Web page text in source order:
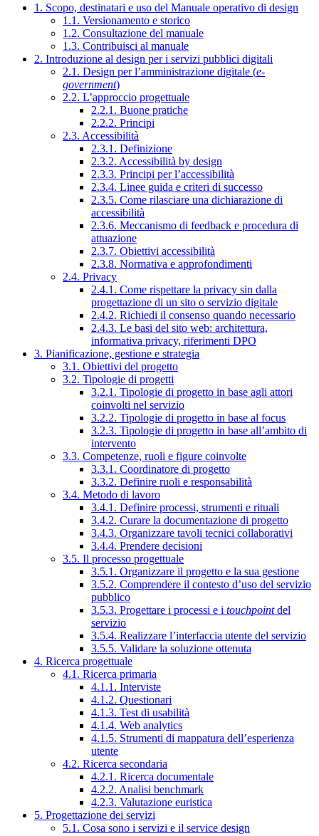
1. Scopo, destinatari e uso del Manuale operativo di design
1.1. Versionamento e storico
1.2. Consultazione del manuale
1.3. Contribuisci al manuale
2. Introduzione al design per i servizi pubblici digitali
2.1. Design per l’amministrazione digitale (e-
government)
2.2. L’approccio progettuale
2.2.1. Buone pratiche
2.2.2. Principi
2.3. Accessibilità
2.3.1. Definizione
2.3.2. Accessibilità by design
2.3.3. Principi per l’accessibilità
2.3.4. Linee guida e criteri di successo
2.3.5. Come rilasciare una dichiarazione di
accessibilità
2.3.6. Meccanismo di feedback e procedura di
attuazione
2.3.7. Obiettivi accessibilità
2.3.8. Normativa e approfondimenti
2.4. Privacy
2.4.1. Come rispettare la privacy sin dalla
progettazione di un sito o servizio digitale
2.4.2. Richiedi il consenso quando necessario
2.4.3. Le basi del sito web: architettura,
informativa privacy, riferimenti DPO
3. Pianificazione, gestione e strategia
3.1. Obiettivi del progetto
3.2. Tipologie di progetti
3.2.1. Tipologie di progetto in base agli attori
coinvolti nel servizio
3.2.2. Tipologie di progetto in base al focus
3.2.3. Tipologie di progetto in base all’ambito di
intervento
3.3. Competenze, ruoli e figure coinvolte
3.3.1. Coordinatore di progetto
3.3.2. Definire ruoli e responsabilità
3.4. Metodo di lavoro
3.4.1. Definire processi, strumenti e rituali
3.4.2. Curare la documentazione di progetto
3.4.3. Organizzare tavoli tecnici collaborativi
3.4.4. Prendere decisioni
3.5. Il processo progettuale
3.5.1. Organizzare il progetto e la sua gestione
3.5.2. Comprendere il contesto d’uso del servizio
pubblico
3.5.3. Progettare i processi e i touchpointdel
servizio
3.5.4. Realizzare l’interfaccia utente del servizio
3.5.5. Validare la soluzione ottenuta
4. Ricerca progettuale
4.1. Ricerca primaria
4.1.1. Interviste
4.1.2. Questionari
4.1.3. Test di usabilità
4.1.4. Web analytics
4.1.5. Strumenti di mappatura dell’esperienza
utente
4.2. Ricerca secondaria
4.2.1. Ricerca documentale
4.2.2. Analisi benchmark
4.2.3. Valutazione euristica
5. Progettazione dei servizi
5.1. Cosa sono i servizi e il service design